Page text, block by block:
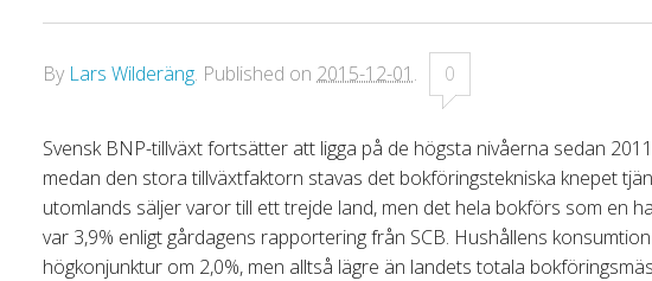
By Lars Wilderäng. Published on 2015-12-01 . 0
Svensk BNP-tillväxt fortsätter att ligga på de högsta nivåerna sedan
medan den stora tillväxtfaktorn stavas det bokföringstekniska knepet
utomlands säljer varor till ett trejde land, men det hela bokförs som en
var 3,9% enligt gårdagens rapportering från SCB. Hushållens
högkonjunktur om 2,0%, men alltså lägre än landets totala